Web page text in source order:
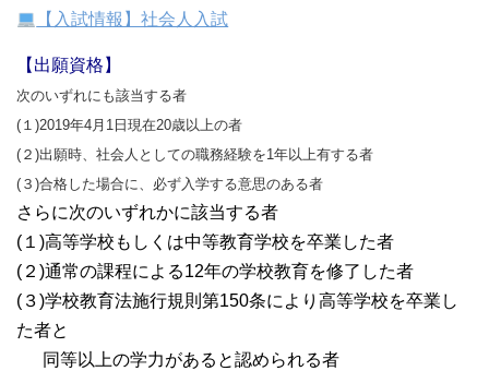
【入試情報】社会人入試
【出願資格】
次のいずれにも該当する者
(１)2019年4月1日現在20歳以上の者
(２)出願時、社会人としての職務経験を1年以上有する者
(３)合格した場合に、必ず入学する意思のある者
さらに次のいずれかに該当する者
(１)高等学校もしくは中等教育学校を卒業した者
(２)通常の課程による12年の学校教育を修了した者
(３)学校教育法施行規則第150条により高等学校を卒業し
た者と
同等以上の学力があると認められる者